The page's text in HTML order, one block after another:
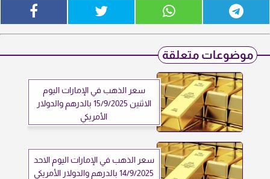
موضوعات متعلقة
سعر الذهب في الإمارات اليوم
الاثنين 15/9/2025 بالدرهم والدولار
الأمريكي
سعر الذهب في الإمارات اليوم الاحد
14/9/2025 بالدرهم والدولار الأمريكي